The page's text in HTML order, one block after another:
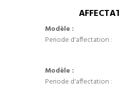
Modèle :
Periode d'affectation :
Modèle :
Periode d'affectation :